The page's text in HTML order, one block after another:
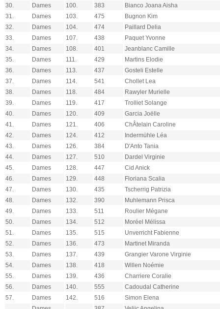
30. Dames 100. 383
Bianco Joana Aisha
31.
Dames 103. 475
Bugnon Kim
32.
Dames 104. 474
Paillard Delia
33.
Dames 107. 438
Paquet Yvonne
34.
Dames 108. 401
Jeanblanc Camille
35.
Dames 111. 429
Martins Elodie
36.
Dames 113. 437
Gosteli Estelle
37.
Dames 114. 541
Chollet Lea
38.
Dames 118. 484
Rawyler Murielle
39.
Dames 119. 417
Trolliet Solange
40.
Dames 120. 409
Garcia Joëlle
41.
Dames 121. 406
ChÂtelain Caroline
42.
Dames 124. 412
Indermühle Léa
43.
Dames 126. 384
D'Anto Tania
44.
Dames 127. 510
Dardel Virginie
45.
Dames 128. 447
Cid Anick
46.
Dames 129. 448
Floriana Scalia
47.
Dames 130. 435
Tscherrig Patrizia
48.
Dames 132. 390
Muhlemann Prisca
49.
Dames 133. 511
Roulier Mégane
50.
Dames 134. 512
Moréel Mélissa
51.
Dames 135. 515
Unverricht Fabienne
52.
Dames 136. 473
Martinet Miranda
53.
Dames 137. 439
Grangier Varone Virginie
54.
Dames 138. 418
Willen Noémie
55.
Dames 139. 436
Charriere Coralie
56.
Dames 140. 555
Cadoudal Catherine
57.
Dames 142. 516
Simon Elena